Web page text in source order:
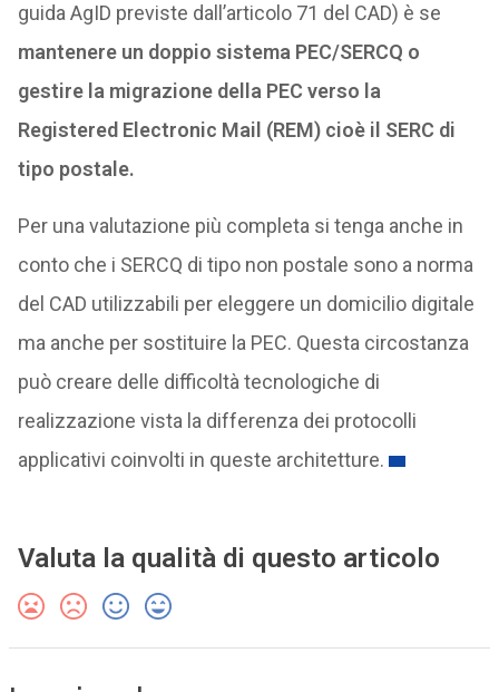
guida AgID previste dall’articolo 71 del CAD) è se
mantenere un doppio sistema PEC/SERCQ o
gestire la migrazione della PEC verso la
Registered Electronic Mail (REM) cioè il SERC di
tipo postale.
Per una valutazione più completa si tenga anche in
conto che i SERCQ di tipo non postale sono a norma
del CAD utilizzabili per eleggere un domicilio digitale
ma anche per sostituire la PEC. Questa circostanza
può creare delle difficoltà tecnologiche di
realizzazione vista la differenza dei protocolli
applicativi coinvolti in queste architetture.
Valuta la qualità di questo articolo